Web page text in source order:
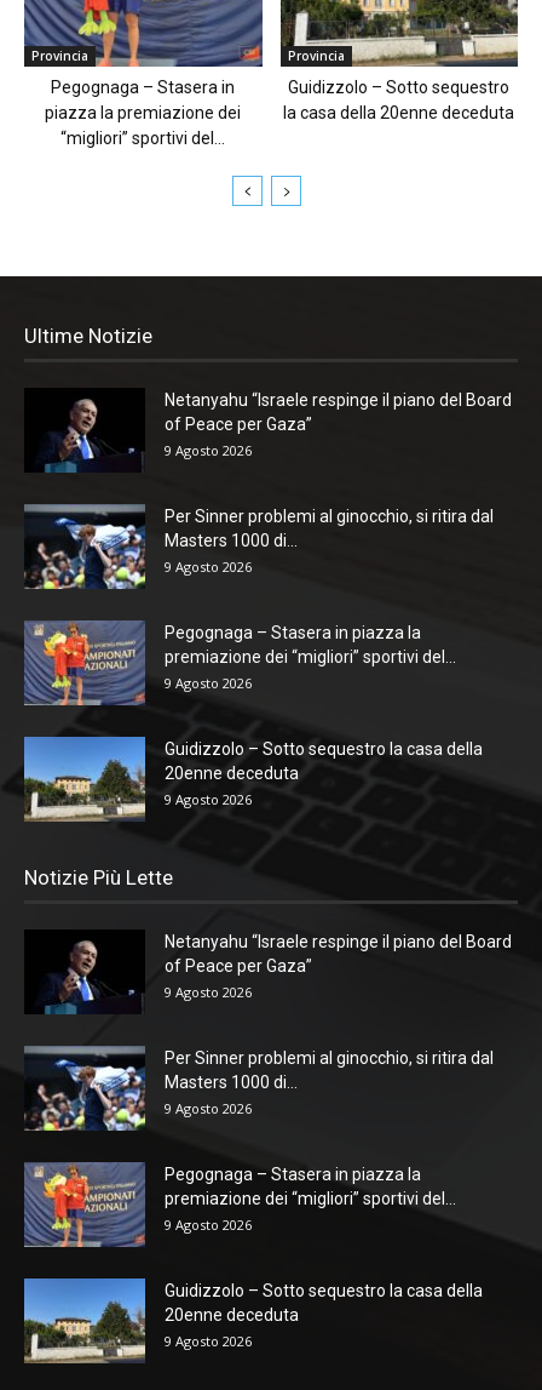
Provincia
Pegognaga – Stasera in
piazza la premiazione dei
“migliori” sportivi del...
Provincia
Guidizzolo – Sotto sequestro
la casa della 20enne deceduta
Ultime Notizie
Netanyahu “Israele respinge il piano del Board
of Peace per Gaza”
9 Agosto 2026
Per Sinner problemi al ginocchio, si ritira dal
Masters 1000 di...
9 Agosto 2026
Pegognaga – Stasera in piazza la
premiazione dei “migliori” sportivi del...
9 Agosto 2026
Guidizzolo – Sotto sequestro la casa della
20enne deceduta
9 Agosto 2026
Notizie Più Lette
Netanyahu “Israele respinge il piano del Board
of Peace per Gaza”
9 Agosto 2026
Per Sinner problemi al ginocchio, si ritira dal
Masters 1000 di...
9 Agosto 2026
Pegognaga – Stasera in piazza la
premiazione dei “migliori” sportivi del...
9 Agosto 2026
Guidizzolo – Sotto sequestro la casa della
20enne deceduta
9 Agosto 2026